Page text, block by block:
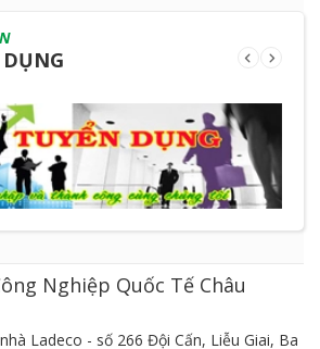
Nghiệp Quốc Tế Châu
Ladeco - số 266 Đội Cấn, Liễu Giai, Ba